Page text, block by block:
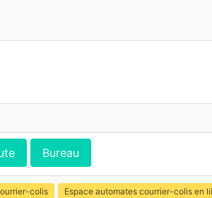
Bureau
colis Espace automates courrier-colis en